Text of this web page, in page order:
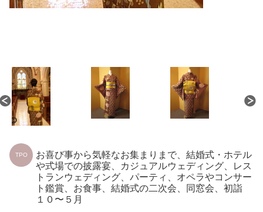
TPO
お喜び事から気軽なお集まりまで、結婚式・ホテル
や式場での披露宴、カジュアルウェディング、レス
トランウェディング、パーティ、オペラやコンサー
ト鑑賞、お食事、結婚式の二次会、同窓会、初詣
１０〜５月